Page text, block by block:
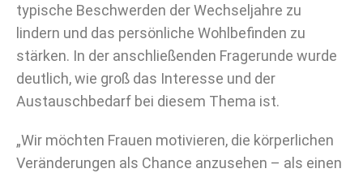
typische Beschwerden der Wechseljahre zu
lindern und das persönliche Wohlbefinden zu
stärken. In der anschließenden Fragerunde wurde
deutlich, wie groß das Interesse und der
Austauschbedarf bei diesem Thema ist.
„Wir möchten Frauen motivieren, die körperlichen
Veränderungen als Chance anzusehen – als einen